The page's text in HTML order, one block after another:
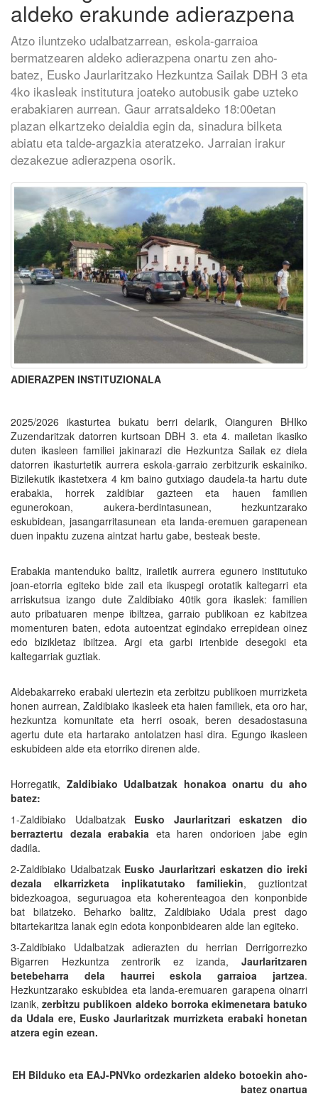
aldeko erakunde adierazpena
Atzo iluntzeko udalbatzarrean, eskola-garraioa
bermatzearen aldeko adierazpena onartu zen aho-
batez, Eusko Jaurlaritzako Hezkuntza Sailak DBH 3 eta
4ko ikasleak institutura joateko autobusik gabe uzteko
erabakiaren aurrean. Gaur arratsaldeko 18:00etan
plazan elkartzeko deialdia egin da, sinadura bilketa
abiatu eta talde-argazkia ateratzeko. Jarraian irakur
dezakezue adierazpena osorik.
ADIERAZPEN INSTITUZIONALA
2025/2026 ikasturtea bukatu berri delarik, Oianguren BHIko
Zuzendaritzak datorren kurtsoan DBH 3. eta 4. mailetan ikasiko
duten ikasleen familiei jakinarazi die Hezkuntza Sailak ez diela
datorren ikasturtetik aurrera eskola-garraio zerbitzurik eskainiko.
Bizilekutik ikastetxera 4 km baino gutxiago daudela-ta hartu dute
erabakia, horrek zaldibiar gazteen eta hauen familien
egunerokoan, aukera-berdintasunean, hezkuntzarako
eskubidean, jasangarritasunean eta landa-eremuen garapenean
duen inpaktu zuzena aintzat hartu gabe, besteak beste.
Erabakia mantenduko balitz, irailetik aurrera egunero institutuko
joan-etorria egiteko bide zail eta ikuspegi orotatik kaltegarri eta
arriskutsua izango dute Zaldibiako 40tik gora ikaslek: familien
auto pribatuaren menpe ibiltzea, garraio publikoan ez kabitzea
momenturen baten, edota autoentzat egindako errepidean oinez
edo bizikletaz ibiltzea. Argi eta garbi irtenbide desegoki eta
kaltegarriak guztiak.
Aldebakarreko erabaki ulertezin eta zerbitzu publikoen murrizketa
honen aurrean, Zaldibiako ikasleek eta haien familiek, eta oro har,
hezkuntza komunitate eta herri osoak, beren desadostasuna
agertu dute eta hartarako antolatzen hasi dira. Egungo ikasleen
eskubideen alde eta etorriko direnen alde.
Horregatik, Zaldibiako Udalbatzak honakoa onartu du aho
batez:
1-Zaldibiako Udalbatzak Eusko Jaurlaritzari eskatzen dio
berraztertu dezala erabakia eta haren ondorioen jabe egin
dadila.
2-Zaldibiako Udalbatzak Eusko Jaurlaritzari eskatzen dio ireki
dezala elkarrizketa inplikatutako familiekin, guztiontzat
bidezkoagoa, seguruagoa eta koherenteagoa den konponbide
bat bilatzeko. Beharko balitz, Zaldibiako Udala prest dago
bitartekaritza lanak egin edota konponbidearen alde lan egiteko.
3-Zaldibiako Udalbatzak adierazten du herrian Derrigorrezko
Bigarren Hezkuntza zentrorik ez izanda, Jaurlaritzaren
betebeharra dela haurrei eskola garraioa jartzea.
Hezkuntzarako eskubidea eta landa-eremuaren garapena oinarri
izanik,zerbitzu publikoen aldeko borroka ekimenetara batuko
da Udala ere, Eusko Jaurlaritzak murrizketa erabaki honetan
atzera egin ezean.
EH Bilduko eta EAJ-PNVko ordezkarien aldeko botoekin aho-
batez onartua